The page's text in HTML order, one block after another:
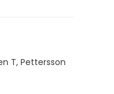
T, Pettersson